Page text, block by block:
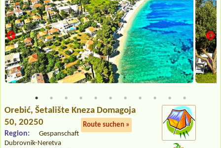
Orebić, Šetalište Kneza Domagoja
50, 20250
Route suchen »
Region:
Gespanschaft
Dubrovnik-Neretva